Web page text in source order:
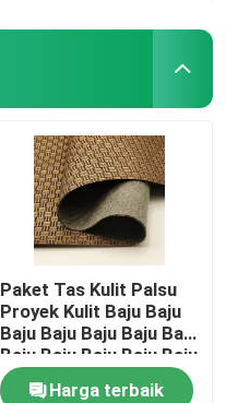
Paket Tas Kulit Palsu
Proyek Kulit Baju Baju
Baju Baju Baju Baju Baju
Baju Baju Baju Baju Baju
Baju Baju Baju
Harga terbaik